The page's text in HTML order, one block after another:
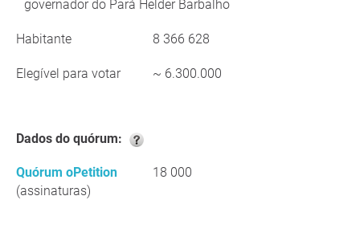
governador do Pará Helder Barbalho
Habitante 8 366 628
Elegível para votar ~ 6.300.000
Dados do quórum:
Quórum oPetition
(assinaturas)
18 000